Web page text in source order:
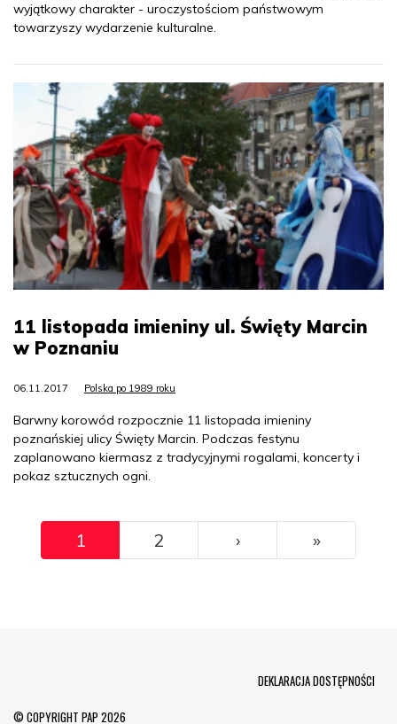
wyjątkowy charakter - uroczystościom państwowym
towarzyszy wydarzenie kulturalne.
11 listopada imieniny ul. Święty Marcin
w Poznaniu
06.11.2017 Polska po 1989 roku
Barwny korowód rozpocznie 11 listopada imieniny
poznańskiej ulicy Święty Marcin. Podczas festynu
zaplanowano kiermasz z tradycyjnymi rogalami, koncerty i
pokaz sztucznych ogni.
Pagination
1 2 ››› »Ostatni
© COPYRIGHT PAP 2026
DEKLARACJA DOSTĘPNOŚCI